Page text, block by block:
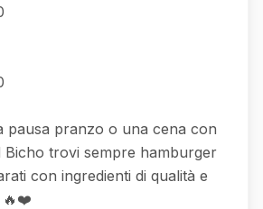
pausa pranzo o una cena con
Bicho trovi sempre hamburger
con ingredienti di qualità e
🔥❤️